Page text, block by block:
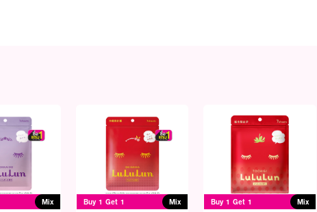
Mix Buy 1 Get 1 Mix Buy 1 Get 1 Mix